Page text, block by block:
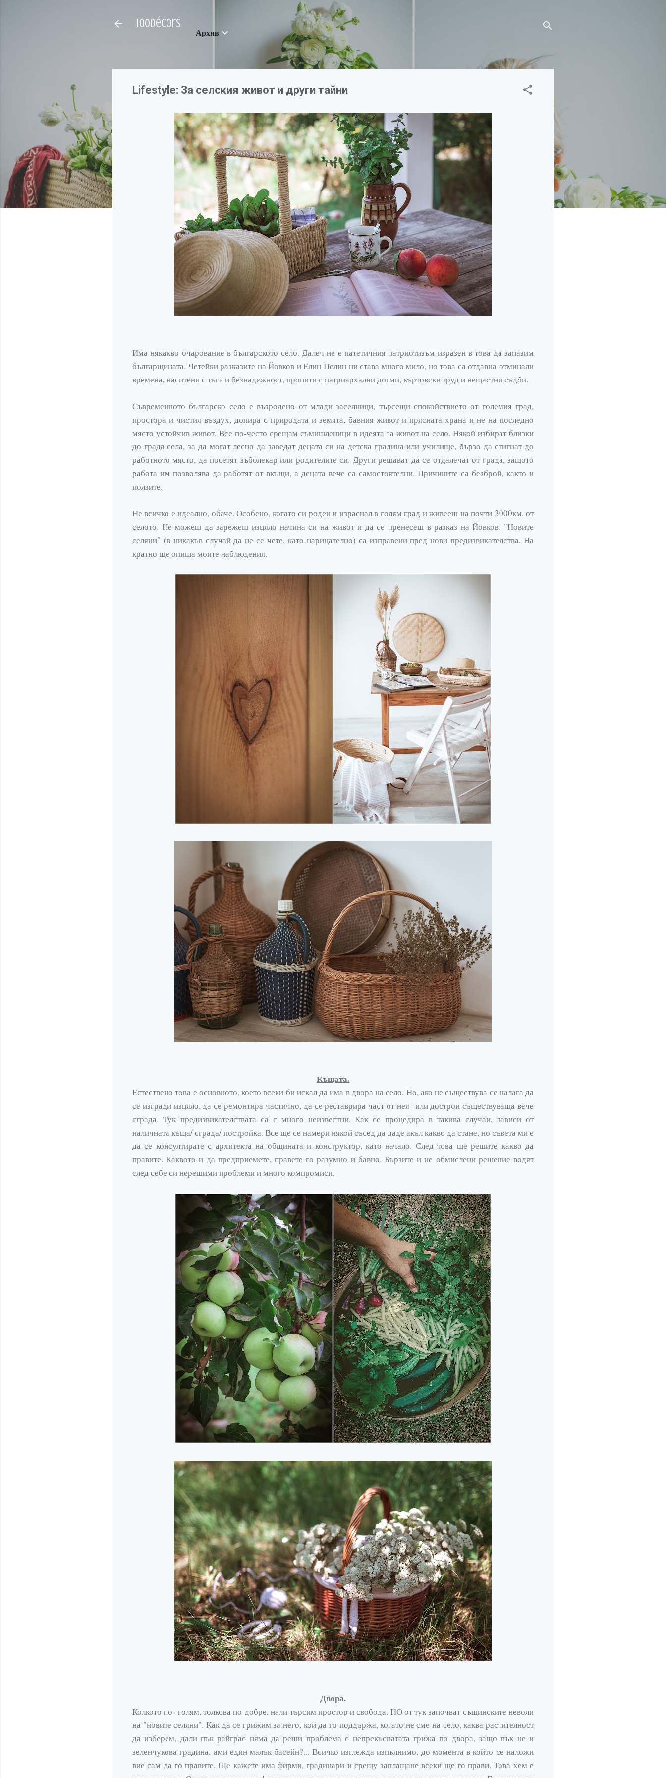
Пропускане към основното съдържание
100décors
Архив
Lifestyle: За селския живот и други тайни
Има някакво очарование в българското село. Далеч не е патетичния патриотизъм изразен в това да запазим
българщината. Четейки разказите на Йовков и Елин Пелин ни става много мило, но това са отдавна отминали
времена, наситени с тъга и безнадежност, пропити с патриархални догми, къртовски труд и нещастни съдби.
Съвременното българско село е възродено от млади заселници, търсещи спокойствието от големия град,
простора и чистия въздух, допира с природата и земята, бавния живот и прясната храна и не на последно
място устойчив живот. Все по-често срещам съмишленици в идеята за живот на село. Някой избират близки
до града села, за да могат лесно да заведат децата си на детска градина или училище, бързо да стигнат до
работното място, да посетят зъболекар или родителите си. Други решават да се отдалечат от града, защото
работа им позволява да работят от вкъщи, а децата вече са самостоятелни. Причините са безброй, както и
ползите.
Не всичко е идеално, обаче. Особено, когато си роден и израснал в голям град и живееш на почти 3000км. от
селото. Не можеш да зарежеш изцяло начина си на живот и да се пренесеш в разказ на Йовков. "Новите
селяни" (в никакъв случай да не се чете, като нарицателно) са изправени пред нови предизвикателства. На
кратно ще опиша моите наблюдения.
Къщата.
Естествено това е основното, което всеки би искал да има в двора на село. Но, ако не съществува се налага да
се изгради изцяло, да се ремонтира частично, да се реставрира част от нея или дострои съществуваща вече
сграда. Тук предизвикателствата са с много неизвестни. Как се процедира в такива случаи, зависи от
наличната къща/ сграда/ постройка. Все ще се намери някой съсед да даде акъл какво да стане, но съвета ми е
да се консултирате с архитекта на общината и конструктор, като начало. След това ще решите какво да
правите. Каквото и да предприемете, правете го разумно и бавно. Бързите и не обмислени решение водят
след себе си нерешими проблеми и много компромиси.
Двора.
Колкото по- голям, толкова по-добре, нали търсим простор и свобода. НО от тук започват същинските неволи
на "новите селяни". Как да се грижим за него, кой да го поддържа, когато не сме на село, каква растителност
да изберем, дали пък райграс няма да реши проблема с непрекъснатата грижа по двора, защо пък не и
зеленчукова градина, ами един малък басейн?... Всичко изглежда изпълнимо, до момента в който се наложи
вие сам да го правите. Ще кажете има фирми, градинари и срещу заплащане всеки ще го прави. Това хем е